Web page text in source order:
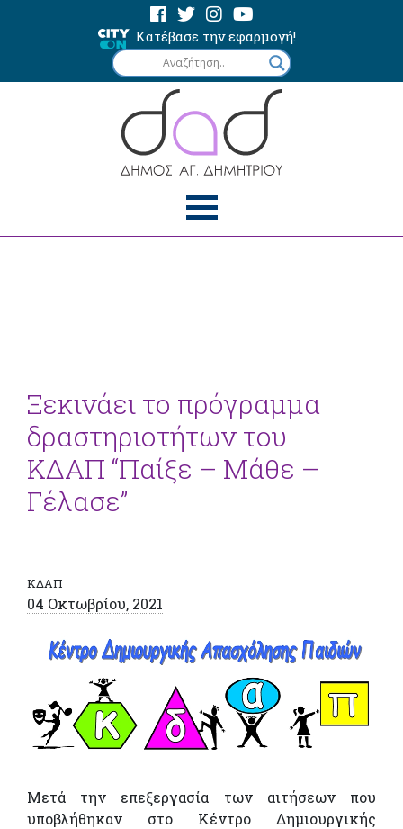
Κατέβασε την εφαρμογή!
Ξεκινάει το πρόγραμμα
δραστηριοτήτων του
ΚΔΑΠ “Παίξε – Μάθε –
Γέλασε”
ΚΔΑΠ
04 Οκτωβρίου, 2021
Μετά την επεξεργασία των αιτήσεων που
υποβλήθηκαν στο Κέντρο Δημιουργικής